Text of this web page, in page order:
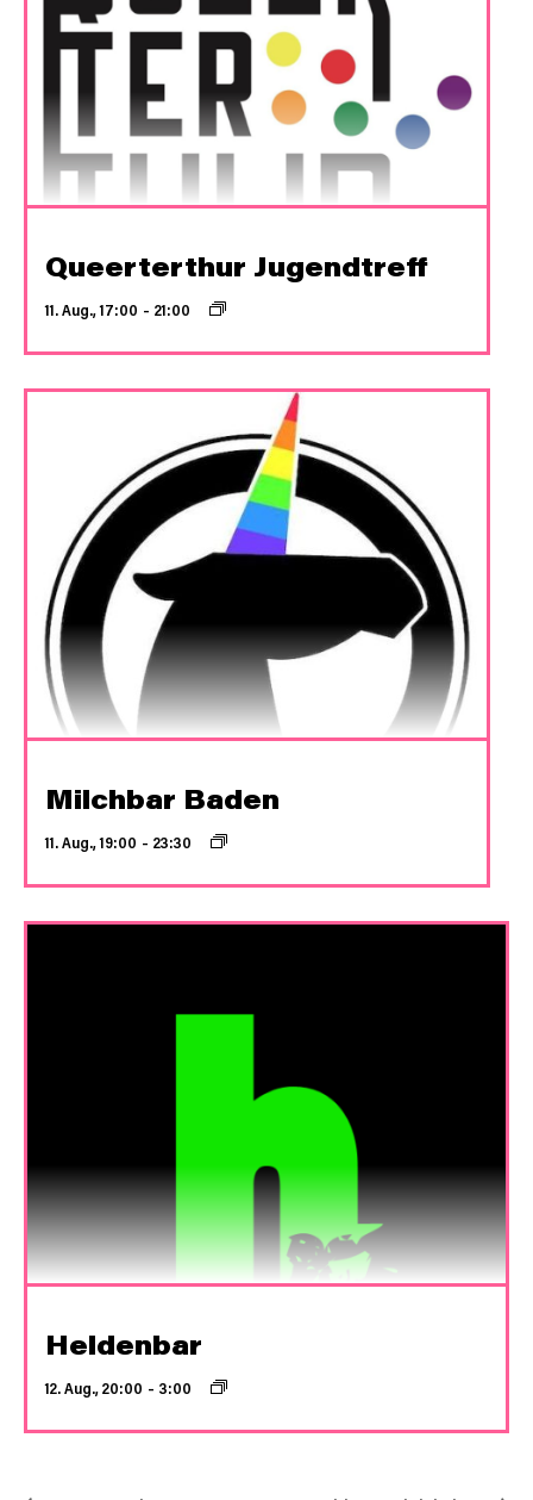
Queerterthur Jugendtreff
11. Aug., 17:00 – 21:00
Milchbar Baden
11. Aug., 19:00 – 23:30
Heldenbar
12. Aug., 20:00 – 3:00